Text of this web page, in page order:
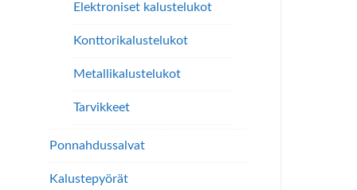
Elektroniset kalustelukot
Konttorikalustelukot
Metallikalustelukot
Tarvikkeet
Ponnahdussalvat
Kalustepyörät